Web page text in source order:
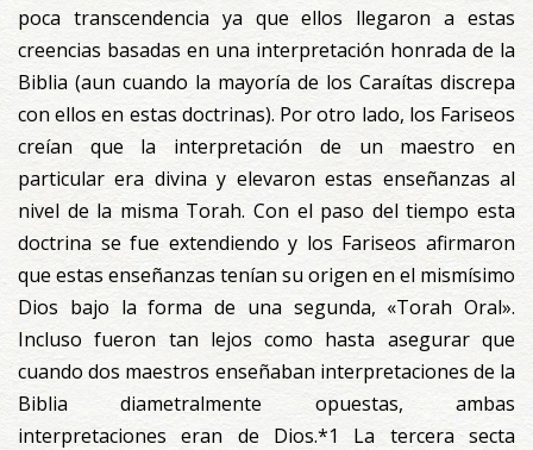
poca transcendencia ya que ellos llegaron a estas
creencias basadas en una interpretación honrada de la
Biblia (aun cuando la mayoría de los Caraítas discrepa
con ellos en estas doctrinas). Por otro lado, los Fariseos
creían que la interpretación de un maestro en
particular era divina y elevaron estas enseñanzas al
nivel de la misma Torah. Con el paso del tiempo esta
doctrina se fue extendiendo y los Fariseos afirmaron
que estas enseñanzas tenían su origen en el mismísimo
Dios bajo la forma de una segunda, «Torah Oral».
Incluso fueron tan lejos como hasta asegurar que
cuando dos maestros enseñaban interpretaciones de la
Biblia diametralmente opuestas, ambas
interpretaciones eran de Dios.*1 La tercera secta